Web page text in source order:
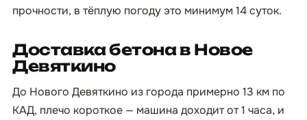
прочности, в тёплую погоду это минимум 14 суток.
Доставка бетона в Новое
Девяткино
До Нового Девяткино из города примерно 13 км по
КАД, плечо короткое — машина доходит от 1 часа, и